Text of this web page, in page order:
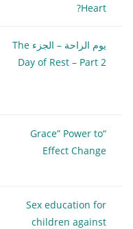
Heart?
يوم الراحة – الجزء The
Day of Rest – Part 2
“Grace” Power to
Effect Change
Sex education for
children against